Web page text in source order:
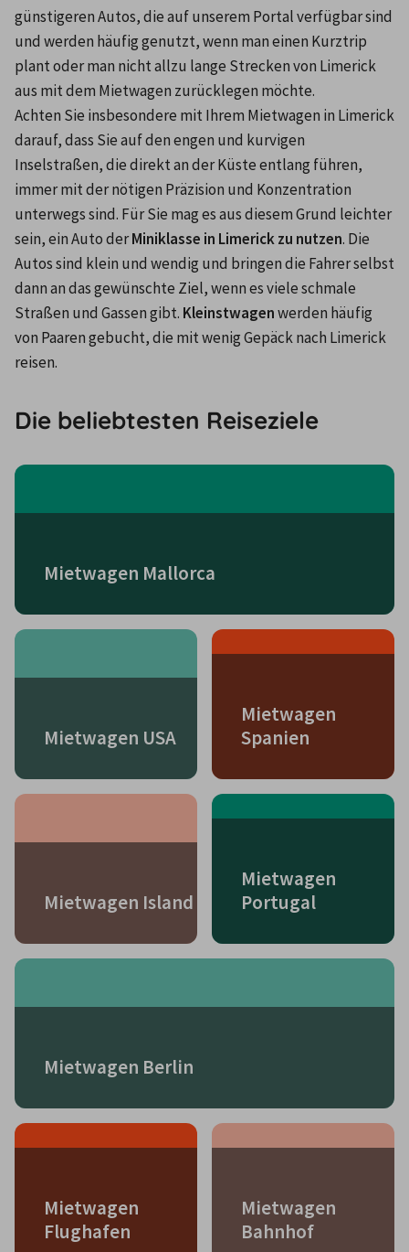
günstigeren Autos, die auf unserem Portal verfügbar sind
und werden häufig genutzt, wenn man einen Kurztrip
plant oder man nicht allzu lange Strecken von Limerick
aus mit dem Mietwagen zurücklegen möchte.
Achten Sie insbesondere mit Ihrem Mietwagen in Limerick
darauf, dass Sie auf den engen und kurvigen
Inselstraßen, die direkt an der Küste entlang führen,
immer mit der nötigen Präzision und Konzentration
unterwegs sind. Für Sie mag es aus diesem Grund leichter
sein, ein Auto der Miniklasse in Limerick zu nutzen. Die
Autos sind klein und wendig und bringen die Fahrer selbst
dann an das gewünschte Ziel, wenn es viele schmale
Straßen und Gassen gibt. Kleinstwagen werden häufig
von Paaren gebucht, die mit wenig Gepäck nach Limerick
reisen.
Die beliebtesten Reiseziele
Mietwagen Mallorca
Mietwagen USA
Mietwagen
Spanien
Mietwagen Island
Mietwagen
Portugal
Mietwagen Berlin
Mietwagen
Flughafen
Mietwagen
Bahnhof